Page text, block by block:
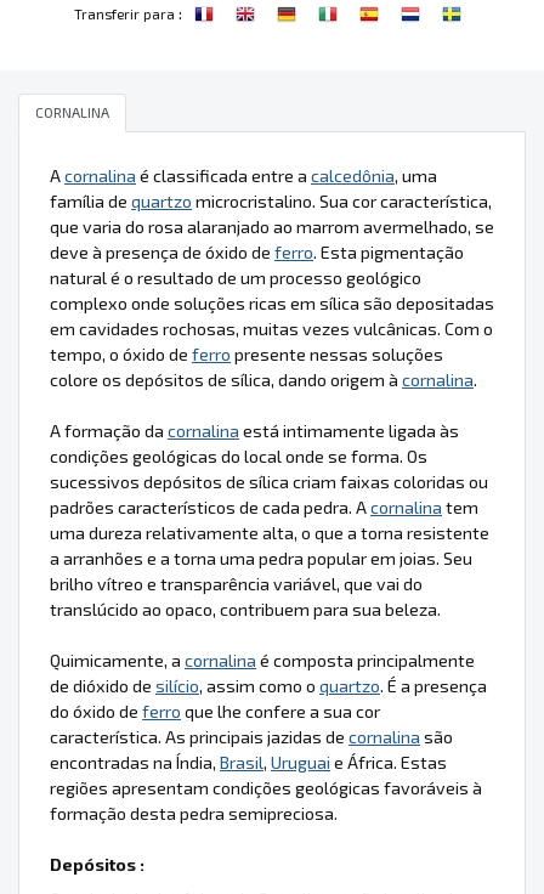
Transferir para :
CORNALINA
Acornalina é classificada entre a calcedônia, uma
família de quartzo microcristalino. Sua cor característica,
que varia do rosa alaranjado ao marrom avermelhado, se
deve à presença de óxido de ferro. Esta pigmentação
natural é o resultado de um processo geológico
complexo onde soluções ricas em sílica são depositadas
em cavidades rochosas, muitas vezes vulcânicas. Com o
tempo, o óxido de ferro presente nessas soluções
colore os depósitos de sílica, dando origem à cornalina.
A formação da cornalina está intimamente ligada às
condições geológicas do local onde se forma. Os
sucessivos depósitos de sílica criam faixas coloridas ou
padrões característicos de cada pedra. Acornalina tem
uma dureza relativamente alta, o que a torna resistente
a arranhões e a torna uma pedra popular em joias. Seu
brilho vítreo e transparência variável, que vai do
translúcido ao opaco, contribuem para sua beleza.
Quimicamente, a cornalina é composta principalmente
de dióxido de silício, assim como o quartzo. É a presença
do óxido de ferro que lhe confere a sua cor
característica. As principais jazidas de cornalina são
encontradas na Índia, Brasil, Uruguai e África. Estas
regiões apresentam condições geológicas favoráveis à
formação desta pedra semipreciosa.
Depósitos :